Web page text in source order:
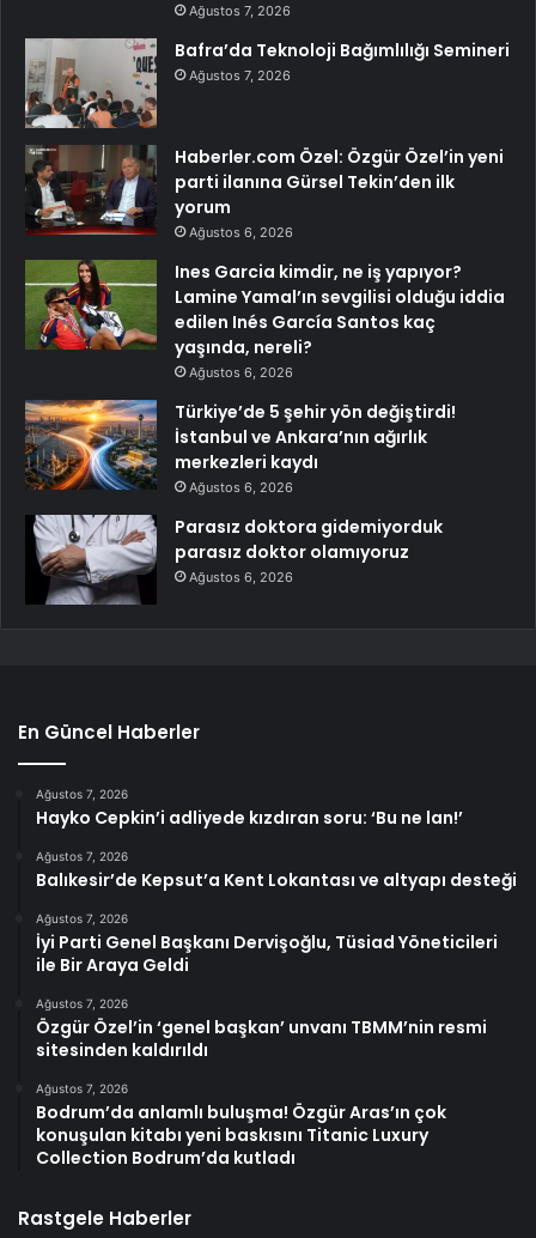
Ağustos 7, 2026
Bafra’da Teknoloji Bağımlılığı Semineri
Ağustos 7, 2026
Haberler.com Özel: Özgür Özel’in yeni
parti ilanına Gürsel Tekin’den ilk
yorum
Ağustos 6, 2026
Ines Garcia kimdir, ne iş yapıyor?
Lamine Yamal’ın sevgilisi olduğu iddia
edilen Inés García Santos kaç
yaşında, nereli?
Ağustos 6, 2026
Türkiye’de 5 şehir yön değiştirdi!
İstanbul ve Ankara’nın ağırlık
merkezleri kaydı
Ağustos 6, 2026
Parasız doktora gidemiyorduk
parasız doktor olamıyoruz
Ağustos 6, 2026
En Güncel Haberler
Ağustos 7, 2026
Hayko Cepkin’i adliyede kızdıran soru: ‘Bu ne lan!’
Ağustos 7, 2026
Balıkesir’de Kepsut’a Kent Lokantası ve altyapı desteği
Ağustos 7, 2026
İyi Parti Genel Başkanı Dervişoğlu, Tüsiad Yöneticileri
ile Bir Araya Geldi
Ağustos 7, 2026
Özgür Özel’in ‘genel başkan’ unvanı TBMM’nin resmi
sitesinden kaldırıldı
Ağustos 7, 2026
Bodrum’da anlamlı buluşma! Özgür Aras’ın çok
konuşulan kitabı yeni baskısını Titanic Luxury
Collection Bodrum’da kutladı
Rastgele Haberler